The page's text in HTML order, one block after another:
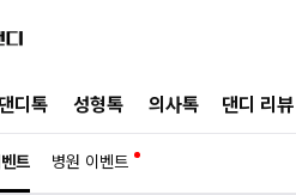
댄디톡 성형톡 의사톡 댄디 리뷰
트 병원 이벤트